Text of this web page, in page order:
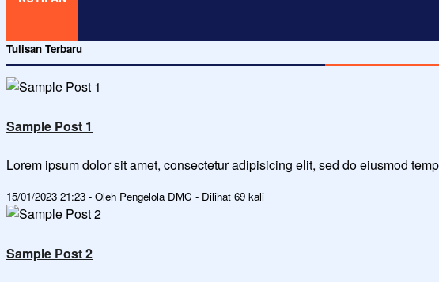
Tulisan Terbaru
Sample Post 1
Lorem ipsum dolor sit amet, consectetur adipisicing elit, sed do eiusmod
15/01/2023 21:23 - Oleh Pengelola DMC - Dilihat 69 kali
Sample Post 2